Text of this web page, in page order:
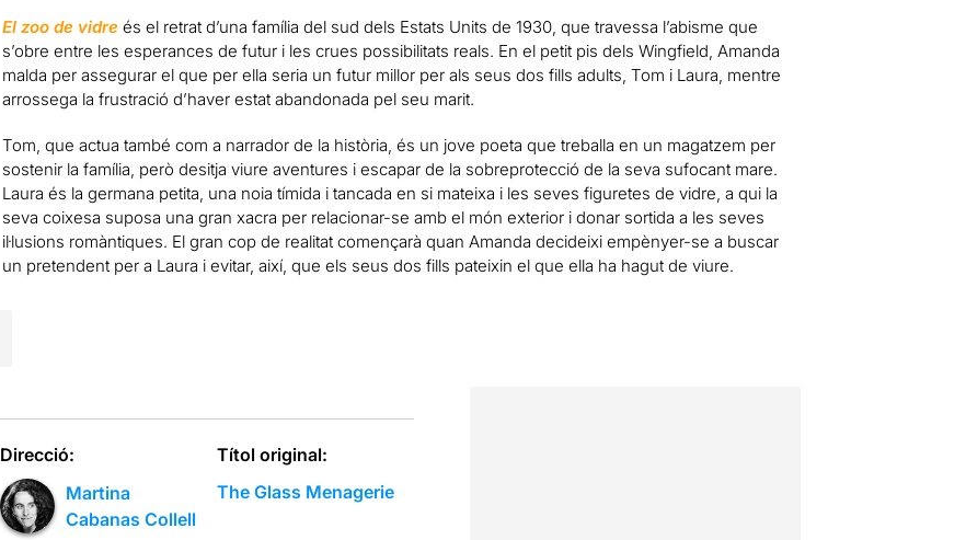
El zoo de vidre és el retrat d’una família del sud dels Estats Units de 1930, que travessa l’abisme que
s’obre entre les esperances de futur i les crues possibilitats reals. En el petit pis dels Wingfield, Amanda
malda per assegurar el que per ella seria un futur millor per als seus dos fills adults, Tom i Laura, mentre
arrossega la frustració d’haver estat abandonada pel seu marit.
Tom, que actua també com a narrador de la història, és un jove poeta que treballa en un magatzem per
sostenir la família, però desitja viure aventures i escapar de la sobreprotecció de la seva sufocant mare.
Laura és la germana petita, una noia tímida i tancada en si mateixa i les seves figuretes de vidre, a qui la
seva coixesa suposa una gran xacra per relacionar-se amb el món exterior i donar sortida a les seves
il·lusions romàntiques. El gran cop de realitat començarà quan Amanda decideixi empènyer-se a buscar
un pretendent per a Laura i evitar, així, que els seus dos fills pateixin el que ella ha hagut de viure.
Direcció:
Martina
Cabanas Collell
Títol original:
The Glass Menagerie